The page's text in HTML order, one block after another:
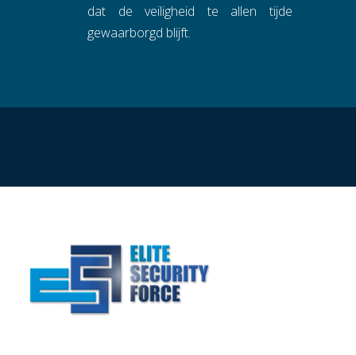
dat de veiligheid te allen tijde
gewaarborgd blijft.